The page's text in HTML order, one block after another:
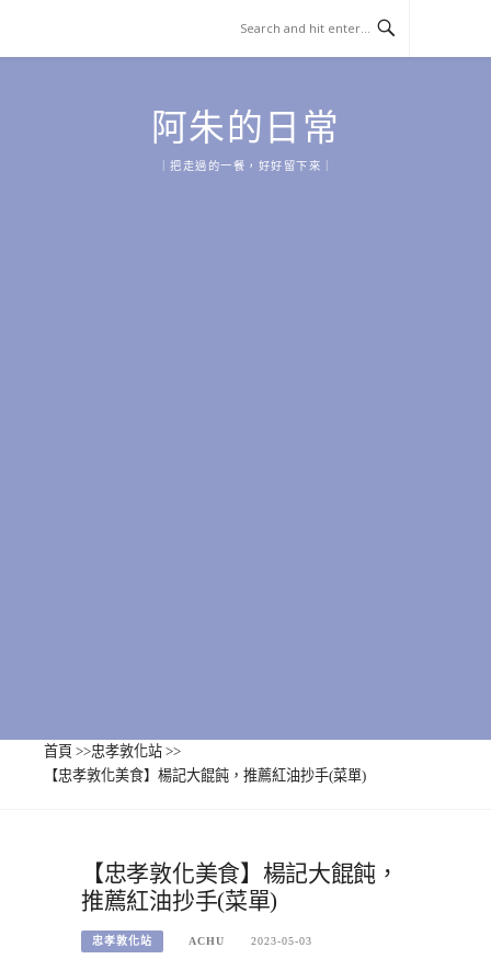
content
阿朱的日常
｜把走過的一餐，好好留下來｜
首頁 >>忠孝敦化站 >>
【忠孝敦化美食】楊記大餛飩，推薦紅油抄手(菜單)
【忠孝敦化美食】楊記大餛飩，
推薦紅油抄手(菜單)
忠孝敦化站 ACHU 2023-05-03